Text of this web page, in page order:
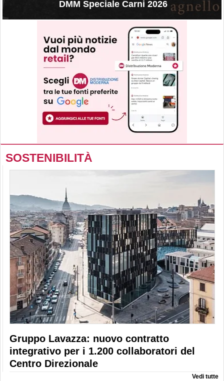
DMM Speciale Carni 2026
SOSTENIBILITÀ
Gruppo Lavazza: nuovo contratto
integrativo per i 1.200 collaboratori del
Centro Direzionale
Vedi tutte